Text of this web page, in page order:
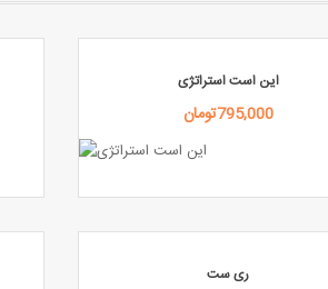
این است استراتژی
795,000تومان
ری ست